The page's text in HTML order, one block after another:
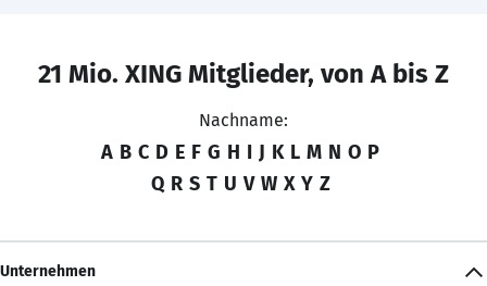
21 Mio. XING Mitglieder, von A bis Z
Nachname:
A B C D E F G H I J K L M N O P
Q R S T U V W X Y Z
Unternehmen